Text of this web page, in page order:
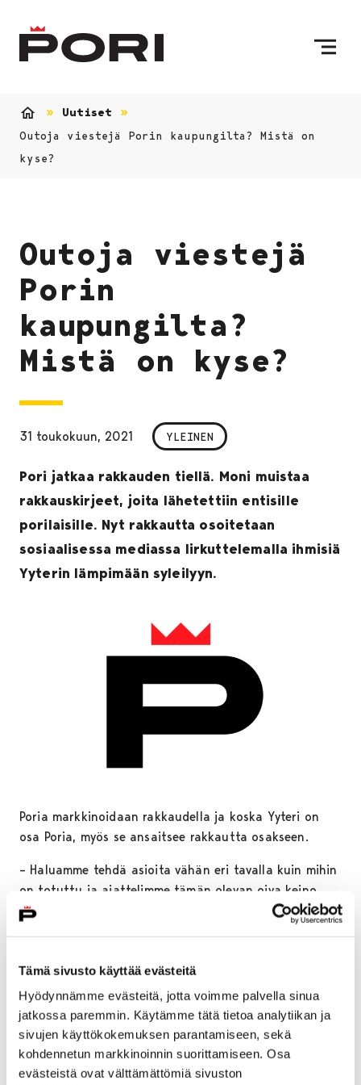
Tämä sivusto käyttää evästeitä
Hyödynnämme evästeitä, jotta voimme palvella sinua
jatkossa paremmin. Käytämme tätä tietoa analytiikan ja
sivujen käyttökokemuksen parantamiseen, sekä
kohdennetun markkinoinnin suorittamiseen. Osa
evästeistä ovat välttämättömiä sivuston
Uutiset
Outoja viestejä Porin kaupungilta? Mistä on
kyse?
Outoja viestejä
Porin
kaupungilta?
Mistä on kyse?
31 toukokuun, 2021 YLEINEN
Pori jatkaa rakkauden tiellä. Moni muistaa
rakkauskirjeet, joita lähetettiin entisille
porilaisille. Nyt rakkautta osoitetaan
sosiaalisessa mediassa lirkuttelemalla ihmisiä
Yyterin lämpimään syleilyyn.
Poria markkinoidaan rakkaudella ja koska Yyteri on
osa Poria, myös se ansaitsee rakkautta osakseen.
– Haluamme tehdä asioita vähän eri tavalla kuin mihin
on totuttu ja ajattelimme tämän olevan oiva keino
houkutella ihmisiä Yyteriin, kertoo Porin matkailu- ja
Porin nimissä lähestyttiin eri henkilöitä sosiaalisessa
joissa on leikkisän romanttinen, ehkä jopa epäsuoran
ehdotteleva, tunnelma. Myös Visit Porin Instagram-tilin
feedi on täyttynyt rakkauden täyteisistä postauksista.